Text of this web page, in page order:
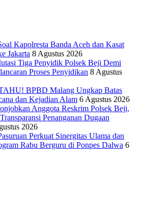
Kapolresta Banda Aceh dan Kasat
Jakarta 8 Agustus 2026
Tiga Penyidik Polsek Beji Demi
Proses Penyidikan 8 Agustus
BPBD Malang Ungkap Batas
dan Kejadian Alam 6 Agustus 2026
Anggota Reskrim Polsek Beji,
Penanganan Dugaan
2026
Perkuat Sinergitas Ulama dan
Rabu Berguru di Ponpes Dalwa 6